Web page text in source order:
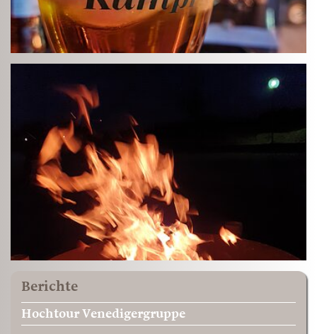
Berichte
Hochtour Venedigergruppe